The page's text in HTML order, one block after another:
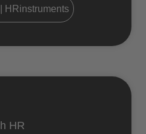
| HRinstruments
HR